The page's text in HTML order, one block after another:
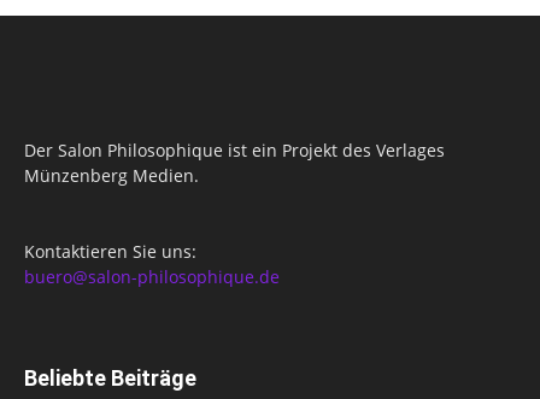
Der Salon Philosophique ist ein Projekt des Verlages
Münzenberg Medien.
Kontaktieren Sie uns:
buero@salon-philosophique.de
Beliebte Beiträge